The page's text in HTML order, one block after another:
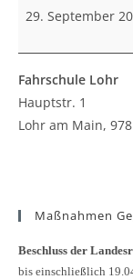
29. September
Fahrschule Lohr
Hauptstr. 1
Lohr am Main,
Maßnahmen
Beschluss der
bis einschließlich